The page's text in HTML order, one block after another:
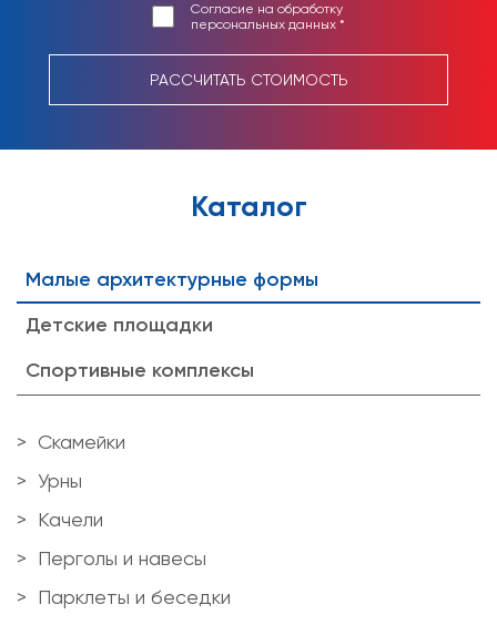
Согласие на обработку
персональных данных *
РАССЧИТАТЬ СТОИМОСТЬ
Каталог
Малые архитектурные формы
Детские площадки
Спортивные комплексы
Скамейки
Урны
Качели
Перголы и навесы
Парклеты и беседки